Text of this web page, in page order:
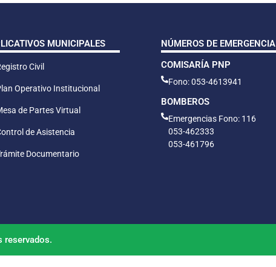
MUNICIPALES
Civil
Operativo Institucional
de Partes Virtual
de Asistencia
Documentario
NÚMEROS DE EMERGENCIA
COMISARÍA PNP
Fono: 053-4613941
BOMBEROS
Emergencias Fono: 116
053-462333
053-461796
reservados.